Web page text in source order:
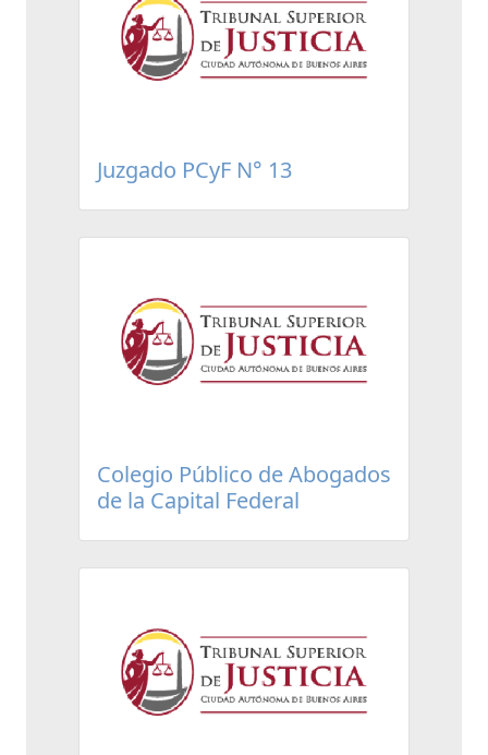
Juzgado PCyF N° 13
Colegio Público de Abogados
de la Capital Federal